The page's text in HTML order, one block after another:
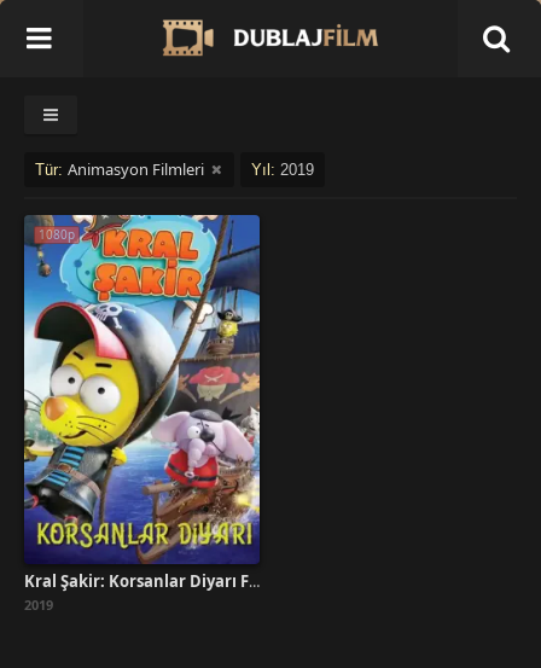
Tür: Animasyon Filmleri Yıl: 2019
1080p
Kral Şakir: Korsanlar Diyarı Full İzle
2019